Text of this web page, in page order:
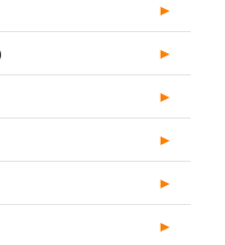
►
►
►
►
►
►